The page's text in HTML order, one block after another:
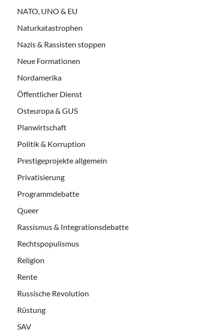
NATO, UNO & EU
Naturkatastrophen
Nazis & Rassisten stoppen
Neue Formationen
Nordamerika
Öffentlicher Dienst
Osteuropa & GUS
Planwirtschaft
Politik & Korruption
Prestigeprojekte allgemein
Privatisierung
Programmdebatte
Queer
Rassismus & Integrationsdebatte
Rechtspopulismus
Religion
Rente
Russische Revolution
Rüstung
SAV